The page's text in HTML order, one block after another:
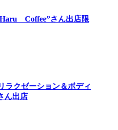
Coffee”さん出店限
ラクゼーション＆ボディ
ん出店